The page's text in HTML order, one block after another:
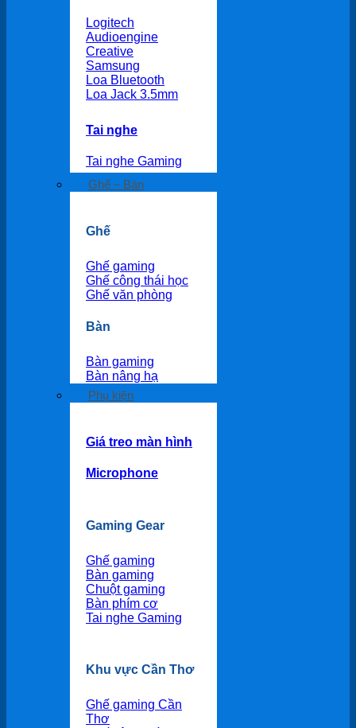
Logitech
Audioengine
Creative
Samsung
Loa Bluetooth
Loa Jack 3.5mm
Tai nghe
Tai nghe Gaming
Ghế – Bàn
Ghế
Ghế gaming
Ghế công thái học
Ghế văn phòng
Bàn
Bàn gaming
Bàn nâng hạ
Phụ kiện
Giá treo màn hình
Microphone
Gaming Gear
Ghế gaming
Bàn gaming
Chuột gaming
Bàn phím cơ
Tai nghe Gaming
Khu vực Cần Thơ
Ghế gaming Cần
Thơ